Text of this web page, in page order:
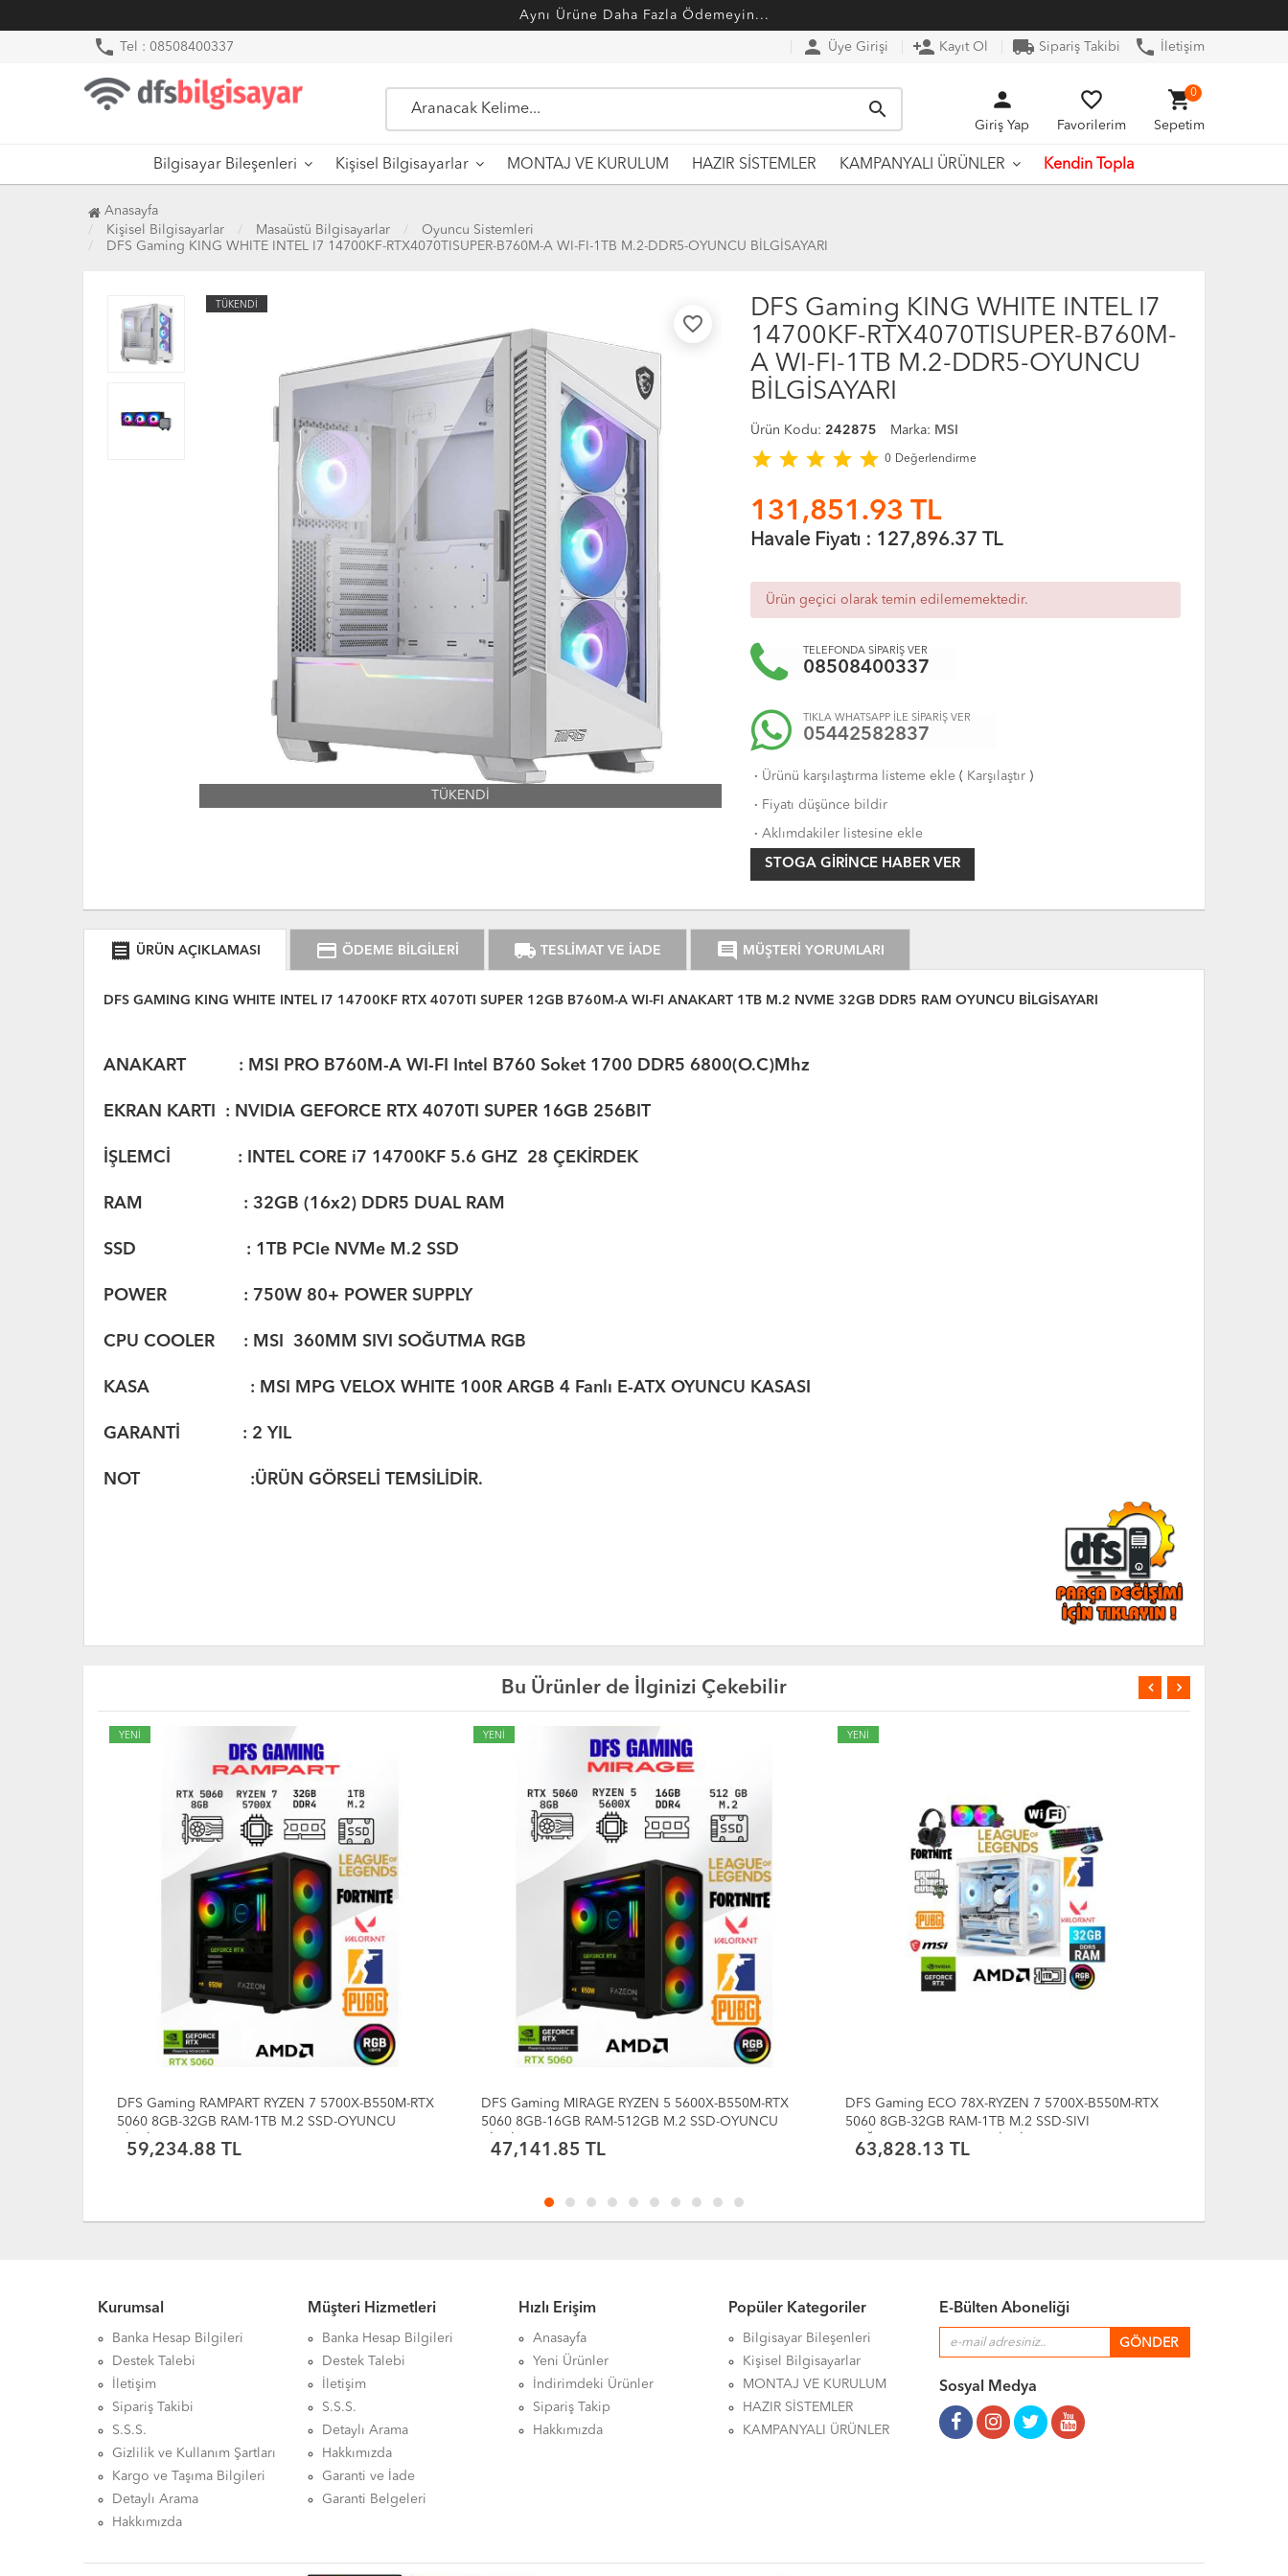
Aynı Ürüne Daha Fazla Ödemeyin...
phone Tel : 08508400337 person Üye Girişi person_add Kayıt Ol local_shipping Sipariş Takibi phone İletişim
search person
Giriş Yap
favorite_border
Favorilerim
shopping_cart
Sepetim
0
Bilgisayar Bileşenleri Kişisel Bilgisayarlar MONTAJ VE KURULUM HAZIR SİSTEMLER KAMPANYALI ÜRÜNLER Kendin Topla
Anasayfa
Kişisel Bilgisayarlar
Masaüstü Bilgisayarlar
Oyuncu Sistemleri
DFS Gaming KING WHITE INTEL I7 14700KF-RTX4070TISUPER-B760M-A WI-FI-1TB M.2-DDR5-OYUNCU BİLGİSAYARI
TÜKENDİ
favorite_border
TÜKENDİ
DFS Gaming KING WHITE INTEL I7
14700KF-RTX4070TISUPER-B760M-
A WI-FI-1TB M.2-DDR5-OYUNCU
BİLGİSAYARI
Ürün Kodu: 242875 Marka: MSI
star star star star star 0 Değerlendirme
131,851.93 TL
Havale Fiyatı : 127,896.37 TL
Ürün geçici olarak temin edilememektedir.
TELEFONDA SİPARİŞ VER
08508400337
TIKLA WHATSAPP İLE SİPARİŞ VER
05442582837
· Ürünü karşılaştırma listeme ekle( Karşılaştır)
· Fiyatı düşünce bildir
· Aklımdakiler listesine ekle
STOGA GIRINCE HABER VER
receipt ÜRÜN AÇIKLAMASI credit_card ÖDEME BİLGİLERİ local_shipping TESLİMAT VE İADE comment MÜŞTERİ YORUMLARI
DFS GAMING KING WHITE INTEL I7 14700KF RTX 4070TI SUPER 12GB B760M-A WI-FI ANAKART 1TB M.2 NVME 32GB DDR5 RAM OYUNCU BİLGİSAYARI
ANAKART : MSI PRO B760M-A WI-FI Intel B760 Soket 1700 DDR5 6800(O.C)Mhz
EKRAN KARTI : NVIDIA GEFORCE RTX 4070TI SUPER 16GB 256BIT
İŞLEMCİ : INTEL CORE i7 14700KF 5.6 GHZ 28 ÇEKİRDEK
RAM : 32GB (16x2) DDR5 DUAL RAM
SSD : 1TB PCIe NVMe M.2 SSD
POWER : 750W 80+ POWER SUPPLY
CPU COOLER : MSI 360MM SIVI SOĞUTMA RGB
KASA : MSI MPG VELOX WHITE 100R ARGB 4 Fanlı E-ATX OYUNCU KASASI
GARANTİ : 2 YIL
NOT :ÜRÜN GÖRSELİ TEMSİLİDİR.
Bu Ürünler de İlginizi Çekebilir
YENİ
DFS Gaming MIRAGE RYZEN 5 5600X-B550M-RTX
5060 8GB-16GB RAM-512GB M.2 SSD-OYUNCU
BİLGİSAYARI
47,141.85 TL
YENİ
DFS Gaming ECO 78X-RYZEN 7 5700X-B550M-RTX
5060 8GB-32GB RAM-1TB M.2 SSD-SIVI
SOĞUTMALI-OYUNCU BİLGİSAYARI
63,828.13 TL
YENİ
DFS Gaming ECO 77X-RYZEN 7 5700X-B550M-RTX
5060 8GB-32GB RAM-1TB M.2 SSD-SIVI
SOĞUTMALI-OYUNCU BİLGİSAYARI
63,828.13 TL
Kurumsal
Banka Hesap Bilgileri
Destek Talebi
İletişim
Sipariş Takibi
S.S.S.
Gizlilik ve Kullanım Şartları
Kargo ve Taşıma Bilgileri
Detaylı Arama
Hakkımızda
Müşteri Hizmetleri
Banka Hesap Bilgileri
Destek Talebi
İletişim
S.S.S.
Detaylı Arama
Hakkımızda
Garanti ve İade
Garanti Belgeleri
Hızlı Erişim
Anasayfa
Yeni Ürünler
İndirimdeki Ürünler
Sipariş Takip
Hakkımızda
Popüler Kategoriler
Bilgisayar Bileşenleri
Kişisel Bilgisayarlar
MONTAJ VE KURULUM
HAZIR SİSTEMLER
KAMPANYALI ÜRÜNLER
E-Bülten Aboneliği
Sosyal Medya